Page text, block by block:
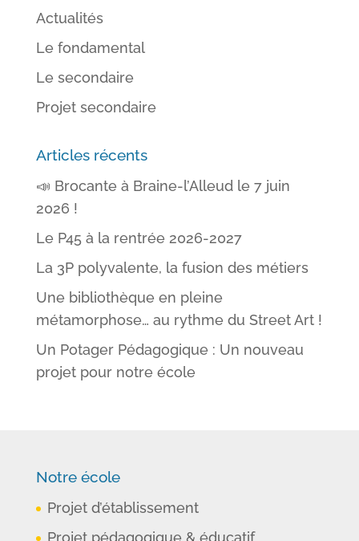
Actualités
Le fondamental
Le secondaire
Projet secondaire
Articles récents
📣 Brocante à Braine-l’Alleud le 7 juin
2026 !
Le P45 à la rentrée 2026-2027
La 3P polyvalente, la fusion des métiers
Une bibliothèque en pleine
métamorphose… au rythme du Street Art !
Un Potager Pédagogique : Un nouveau
projet pour notre école
Notre école
Projet d’établissement
Projet pédagogique & éducatif